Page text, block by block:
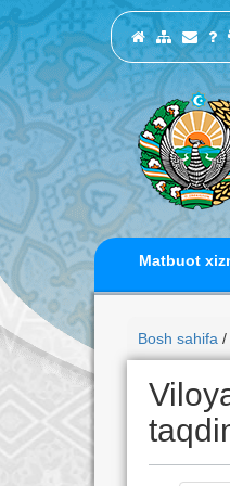
Matbuot
Bosh sahifa /